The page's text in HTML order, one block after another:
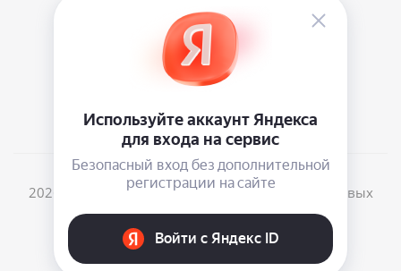
Наши контакты
info@vinylmarkt.ru
2026 © Винилмаркт - интернет-магазин виниловых
пластинок